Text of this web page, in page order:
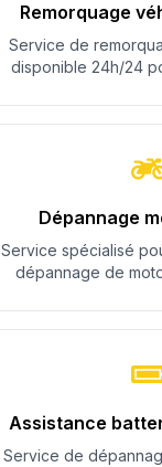
Remorquage
Service de
disponible 24h/24
Dépannage
Service spécialisé
dépannage de
Assistance
Service de